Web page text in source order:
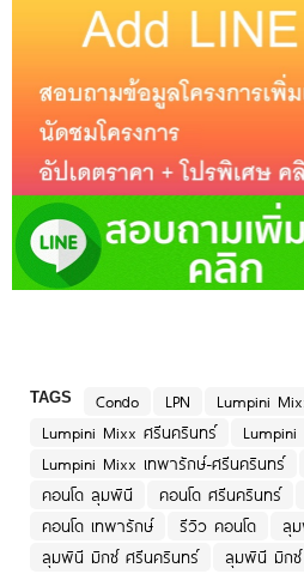
TAGS Condo LPN
Lumpini
Lumpini Mixx ศรีนครินทร์
Lumpini Mixx เทพารักษ์-ศรีนครินทร์
คอนโด ลุมพินี
คอนโด ศรีนครินทร์
คอนโด เทพารักษ์
รีวิว คอนโด
ลุ
ลุมพินี มิกซ์ ศรีนครินทร์
ลุมพินี มิกซ์